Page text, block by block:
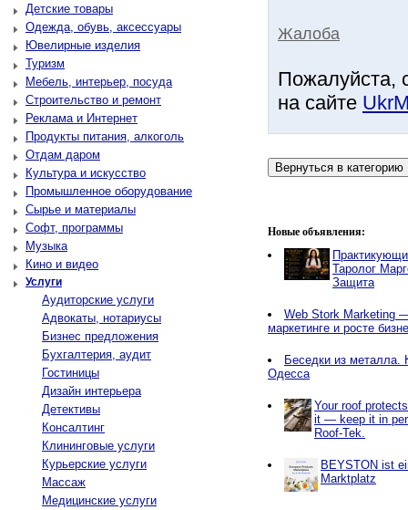
Детские товары
Одежда, обувь, аксессуары
Ювелирные изделия
Туризм
Мебель, интерьер, посуда
Строительство и ремонт
Реклама и Интернет
Продукты питания, алкоголь
Отдам даром
Культура и искусство
Промышленное оборудование
Сырье и материалы
Софт, программы
Музыка
Кино и видео
Услуги
Аудиторские услуги
Адвокаты, нотариусы
Бизнес предложения
Бухгалтерия, аудит
Гостиницы
Дизайн интерьера
Детективы
Консалтинг
Клининговые услуги
Курьерские услуги
Массаж
Медицинские услуги
Жалоба
Пожалуйста,
на сайте
Новые объявления:
Таролог
Защита
Web Stork Marketing
маркетинге и росте
Беседки из металла.
Одесса
Your roof
it — keep it in
Roof-Tek.
BEYSTON ist
Marktplatz